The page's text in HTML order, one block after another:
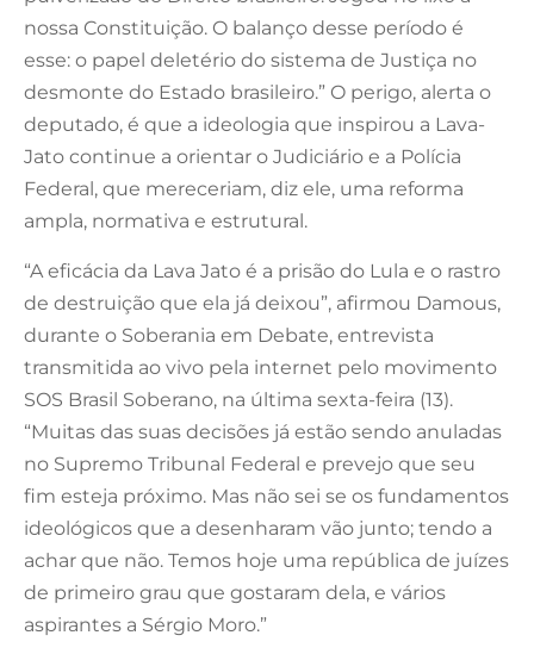
nossa Constituição. O balanço desse período é
esse: o papel deletério do sistema de Justiça no
desmonte do Estado brasileiro.” O perigo, alerta o
deputado, é que a ideologia que inspirou a Lava-
Jato continue a orientar o Judiciário e a Polícia
Federal, que mereceriam, diz ele, uma reforma
ampla, normativa e estrutural.
“A eficácia da Lava Jato é a prisão do Lula e o rastro
de destruição que ela já deixou”, afirmou Damous,
durante o Soberania em Debate, entrevista
transmitida ao vivo pela internet pelo movimento
SOS Brasil Soberano, na última sexta-feira (13).
“Muitas das suas decisões já estão sendo anuladas
no Supremo Tribunal Federal e prevejo que seu
fim esteja próximo. Mas não sei se os fundamentos
ideológicos que a desenharam vão junto; tendo a
achar que não. Temos hoje uma república de juízes
de primeiro grau que gostaram dela, e vários
aspirantes a Sérgio Moro.”